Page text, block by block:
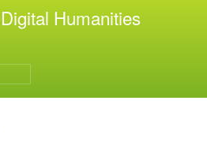
メ
イ
コ
テ
Humanities